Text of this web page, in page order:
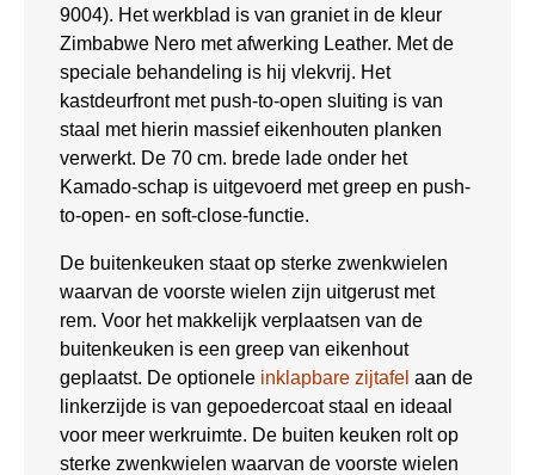
9004). Het werkblad is van graniet in de kleur
Zimbabwe Nero met afwerking Leather. Met de
speciale behandeling is hij vlekvrij. Het
kastdeurfront met push-to-open sluiting is van
staal met hierin massief eikenhouten planken
verwerkt. De 70 cm. brede lade onder het
Kamado-schap is uitgevoerd met greep en push-
to-open- en soft-close-functie.
De buitenkeuken staat op sterke zwenkwielen
waarvan de voorste wielen zijn uitgerust met
rem. Voor het makkelijk verplaatsen van de
buitenkeuken is een greep van eikenhout
geplaatst. De optionele inklapbare zijtafel aan de
linkerzijde is van gepoedercoat staal en ideaal
voor meer werkruimte. De buiten keuken rolt op
sterke zwenkwielen waarvan de voorste wielen